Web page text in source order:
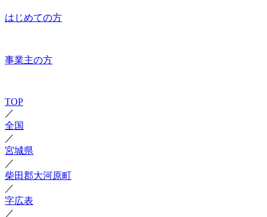
はじめての方
事業主の方
TOP
／
全国
／
宮城県
／
柴田郡大河原町
／
字広表
／